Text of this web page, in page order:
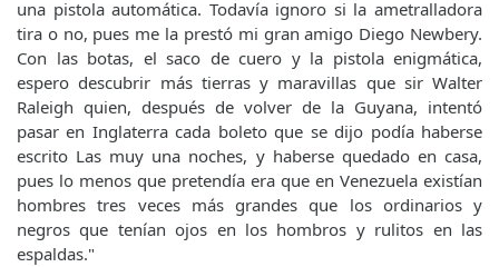
una pistola automática. Todavía ignoro si la ametralladora
tira o no, pues me la prestó mi gran amigo Diego Newbery.
Con las botas, el saco de cuero y la pistola enigmática,
espero descubrir más tierras y maravillas que sir Walter
Raleigh quien, después de volver de la Guyana, intentó
pasar en Inglaterra cada boleto que se dijo podía haberse
escrito Las muy una noches, y haberse quedado en casa,
pues lo menos que pretendía era que en Venezuela existían
hombres tres veces más grandes que los ordinarios y
negros que tenían ojos en los hombros y rulitos en las
espaldas."